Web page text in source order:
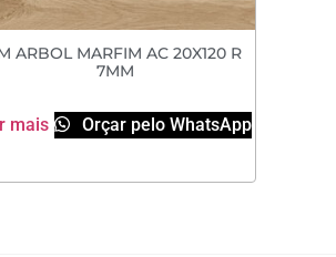
ARBOL MARFIM AC 20X120 R
7MM
mais Orçar pelo WhatsApp